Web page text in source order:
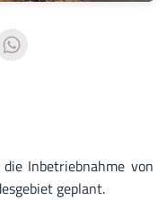
Inbetriebnahme von
geplant.